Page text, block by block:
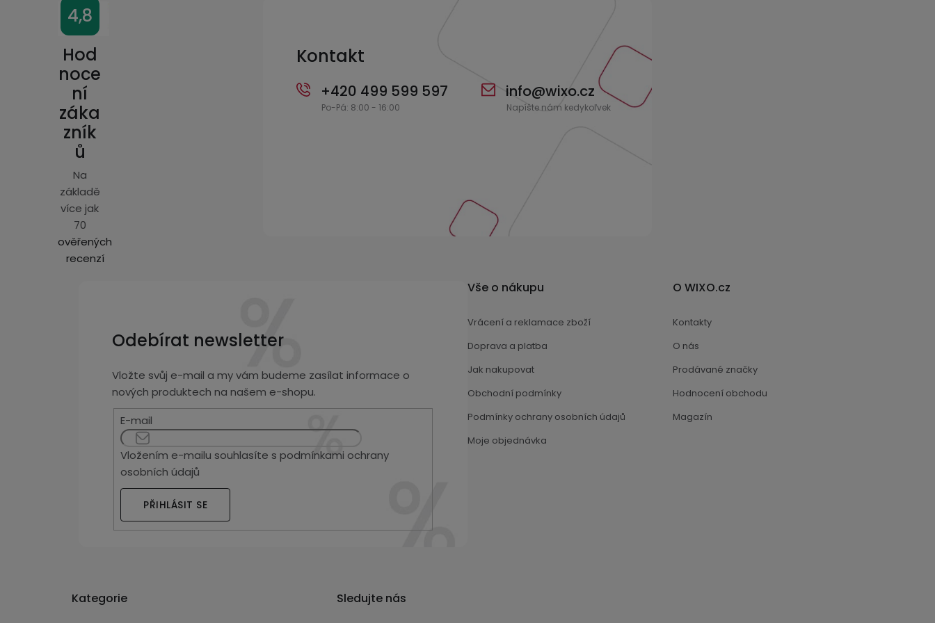
4,8
Hod
noce
ní
záka
zník
ů
Na
základě
více jak
70
ověřených
recenzí
Kontakt
info@wixo.cz
+420 499 599 597
Odebírat newsletter
Vložte svůj e-mail a my vám budeme zasílat informace o
nových produktech na našem e-shopu.
E-mail
Vložením e-mailu souhlasíte spodmínkami ochrany
osobních údajů
PŘIHLÁSIT SE
Vše o nákupu
Vrácení a reklamace zboží
Doprava a platba
Jak nakupovat
Obchodní podmínky
Podmínky ochrany osobních údajů
Moje objednávka
O WIXO.cz
Kontakty
O nás
Prodávané značky
Hodnocení obchodu
Magazín
Kategorie Sledujte nás